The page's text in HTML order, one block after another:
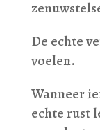
De echte
voelen.
Wanneer
echte rust